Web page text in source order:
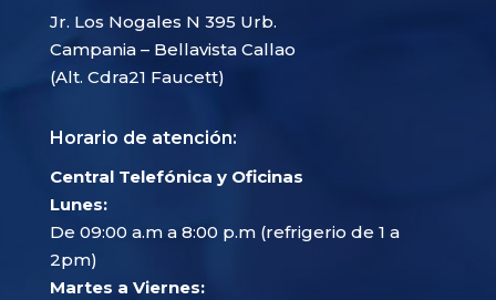
Jr. Los Nogales N 395 Urb.
Campania – Bellavista Callao
(Alt. Cdra21 Faucett)
Horario de atención:
Central Telefónica y Oficinas
Lunes:
De 09:00 a.m a 8:00 p.m (refrigerio de 1 a
2pm)
Martes a Viernes: